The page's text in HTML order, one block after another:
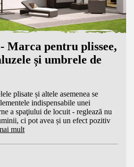
Marca pentru plissee,
și umbrele de
plisate și altele asemenea se
indispensabile unei
a spaţiului de locuit - reglează nu
ci pot avea și un efect pozitiv
mult